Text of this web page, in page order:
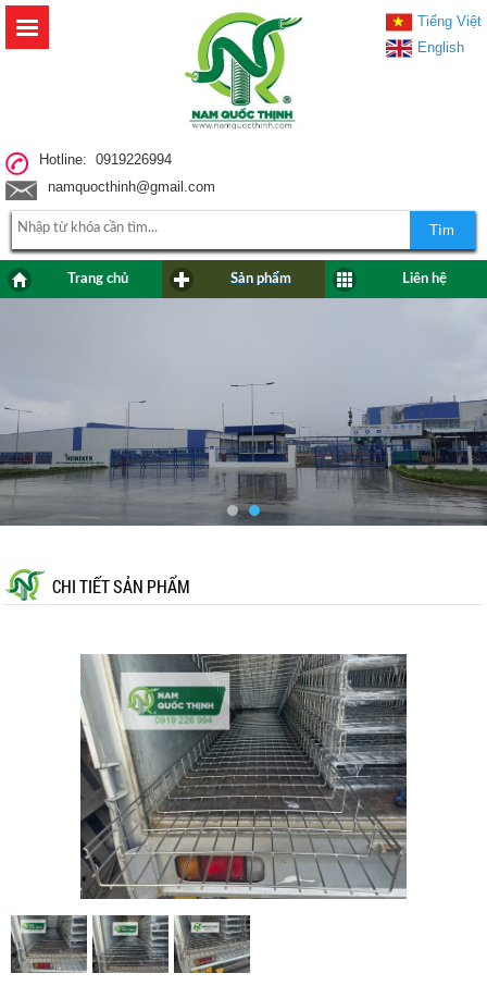
Hotline: 0919226994
namquocthinh@gmail.com
Tiếng Việt
English
Tìm
Trang chủ Sản phẩm Liên hệ
CHI TIẾT SẢN PHẨM